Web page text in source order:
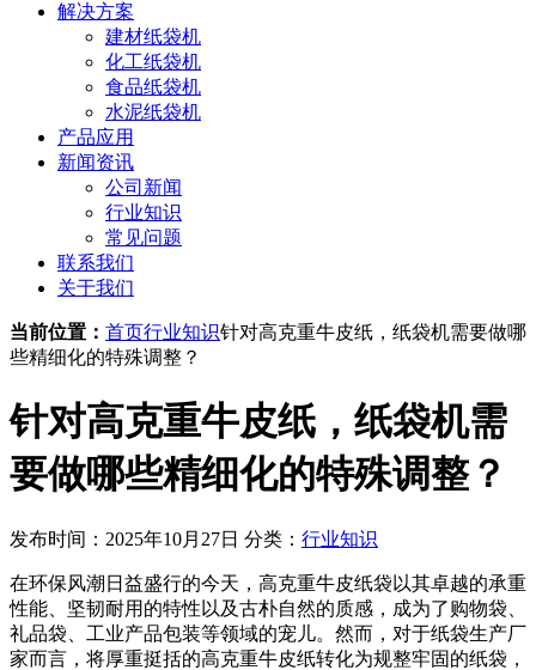
解决方案
建材纸袋机
化工纸袋机
食品纸袋机
水泥纸袋机
产品应用
新闻资讯
公司新闻
行业知识
常见问题
联系我们
关于我们
当前位置： 首页行业知识针对高克重牛皮纸，纸袋机需要做哪
些精细化的特殊调整？
针对高克重牛皮纸，纸袋机需
要做哪些精细化的特殊调整？
发布时间：2025年10月27日 分类： 行业知识
在环保风潮日益盛行的今天，高克重牛皮纸袋以其卓越的承重
性能、坚韧耐用的特性以及古朴自然的质感，成为了购物袋、
礼品袋、工业产品包装等领域的宠儿。然而，对于纸袋生产厂
家而言，将厚重挺括的高克重牛皮纸转化为规整牢固的纸袋，